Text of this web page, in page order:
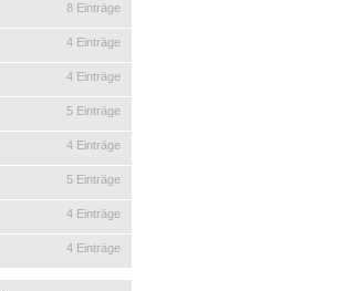
8 Einträge
4 Einträge
4 Einträge
5 Einträge
4 Einträge
5 Einträge
4 Einträge
4 Einträge